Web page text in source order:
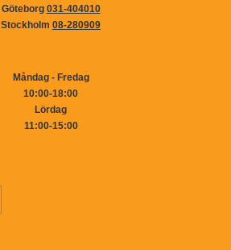
Göteborg 031-404010
Stockholm 08-280909
Måndag - Fredag
10:00-18:00
Lördag
11:00-15:00